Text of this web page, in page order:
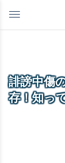
誹謗中傷
存！知っ